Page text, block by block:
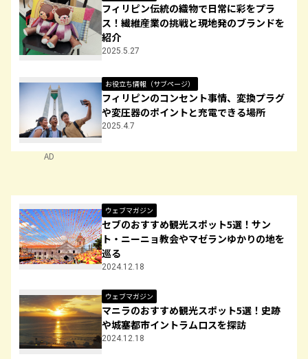
フィリピン伝統の織物で日常に彩をプラ
ス！繊維産業の挑戦と現地発のブランドを
紹介
2025.5.27
お役立ち情報（サブページ）
フィリピンのコンセント事情、変換プラグ
や変圧器のポイントと充電できる場所
2025.4.7
AD
ウェブマガジン
セブのおすすめ観光スポット5選！サン
ト・ニーニョ教会やマゼランゆかりの地を
巡る
2024.12.18
ウェブマガジン
マニラのおすすめ観光スポット5選！史跡
や城塞都市イントラムロスを探訪
2024.12.18